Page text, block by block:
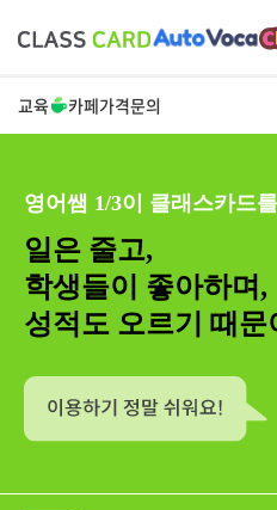
교육 카페가격문의
영어쌤 1/3이 클래스카드
일은 줄고,
학생들이 좋아하며,
성적도 오르기 때문